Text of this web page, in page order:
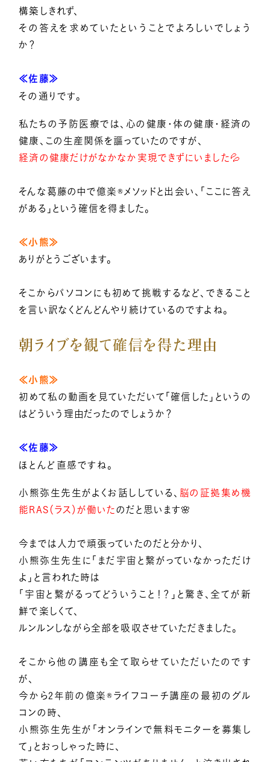
構築しきれず、
その答えを求めていたということでよろしいでしょう
か？
≪佐藤≫
その通りです。
私たちの予防医療では、心の健康・体の健康・経済の
健康、この生産関係を謳っていたのですが、
経済の健康だけがなかなか実現できずにいました💦
そんな葛藤の中で億楽®メソッドと出会い、「ここに答え
がある」という確信を得ました。
≪小熊≫
ありがとうございます。
そこからパソコンにも初めて挑戦するなど、できること
を言い訳なくどんどんやり続けているのですよね。
朝ライブを観て確信を得た理由
≪小熊≫
初めて私の動画を見ていただいて「確信した」というの
はどういう理由だったのでしょうか？
≪佐藤≫
ほとんど直感ですね。
小熊弥生先生がよくお話ししている、 脳の証拠集め機
能RAS（ラス）が働いたのだと思います🌸
今までは人力で頑張っていたのだと分かり、
小熊弥生先生に「まだ宇宙と繋がっていなかっただけ
よ」と言われた時は
「宇宙と繋がるってどういうこと！？」と驚き、全てが新
鮮で楽しくて、
ルンルンしながら全部を吸収させていただきました。
そこから他の講座も全て取らせていただいたのです
が、
今から2年前の億楽®ライフコーチ講座の最初のグル
コンの時、
小熊弥生先生が「オンラインで無料モニターを募集し
て」とおっしゃった時に、